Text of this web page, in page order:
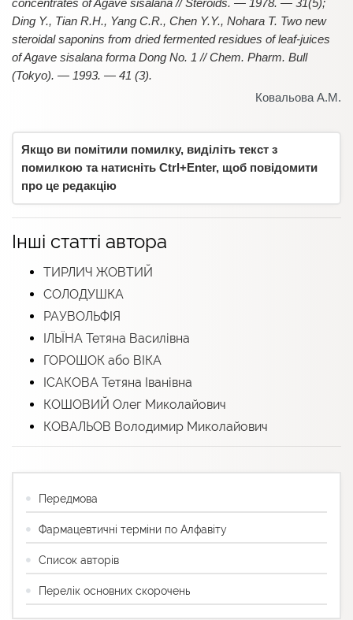
concentrates of Agave sisalana // Steroids. — 1978. — 31(5);
Ding Y., Tian R.H., Yang C.R., Chen Y.Y., Nohara T. Two new
steroidal saponins from dried fermented residues of leaf-juices
of Agave sisalana forma Dong No. 1 // Chem. Pharm. Bull
(Tokyo). — 1993. — 41 (3).
Ковальова А.М.
Якщо ви помітили помилку, виділіть текст з
помилкою та натисніть Ctrl+Enter, щоб повідомити
про це редакцію
Інші статті автора
ТИРЛИЧ ЖОВТИЙ
СОЛОДУШКА
РАУВОЛЬФІЯ
ІЛЬЇНА Тетяна Василівна
ГОРОШОК або ВІКА
ІСАКОВА Тетяна Іванівна
КОШОВИЙ Олег Миколайович
КОВАЛЬОВ Володимир Миколайович
Передмова
Фармацевтичні терміни по Алфавіту
Список авторів
Перелік основних скорочень